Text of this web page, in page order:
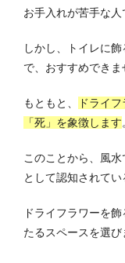
お手入れが苦手な人
しかし、トイレに
で、おすすめできま
もともと、
ドライ
「死」を象徴します
このことから、風
として認知されてい
ドライフラワーを
たるスペースを選び